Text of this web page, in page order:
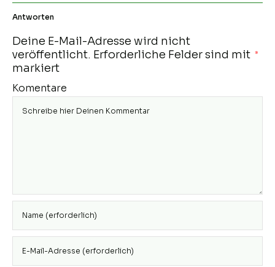
Antworten
Deine E-Mail-Adresse wird nicht
veröffentlicht. Erforderliche Felder sind mit *
markiert
Komentare
Gib deinen
Benutzernamen
zum
Gib deine E-